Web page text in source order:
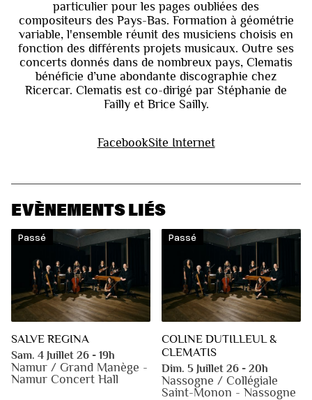
particulier pour les pages oubliées des
compositeurs des Pays-Bas. Formation à géométrie
variable, l'ensemble réunit des musiciens choisis en
fonction des différents projets musicaux. Outre ses
concerts donnés dans de nombreux pays, Clematis
bénéficie d’une abondante discographie chez
Ricercar. Clematis est co-dirigé par Stéphanie de
Failly et Brice Sailly.
FacebookSite Internet
EVÈNEMENTS LIÉS
Passé
SALVE REGINA
Sam. 4 Juillet 26 - 19h
Namur / Grand Manège -
Namur Concert Hall
Passé
COLINE DUTILLEUL &
CLEMATIS
Dim. 5 Juillet 26 - 20h
Nassogne / Collégiale
Saint-Monon - Nassogne